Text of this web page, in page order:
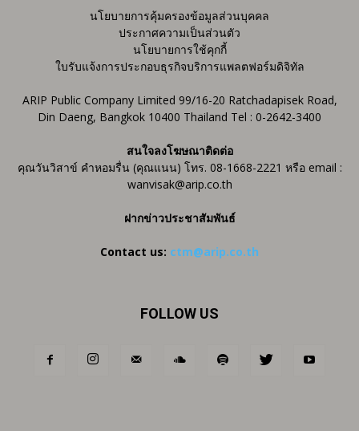
นโยบายการคุ้มครองข้อมูลส่วนบุคคล
ประกาศความเป็นส่วนตัว
นโยบายการใช้คุกกี้
ใบรับแจ้งการประกอบธุรกิจบริการแพลตฟอร์มดิจิทัล
ARIP Public Company Limited 99/16-20 Ratchadapisek Road,
Din Daeng, Bangkok 10400 Thailand Tel : 0-2642-3400
สนใจลงโฆษณาติดต่อ
คุณวันวิสาข์ คำหอมรื่น (คุณแนน) โทร. 08-1668-2221 หรือ email :
wanvisak@arip.co.th
ฝากข่าวประชาสัมพันธ์
Contact us: ctm@arip.co.th
FOLLOW US